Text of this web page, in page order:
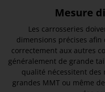
Mesure
Les carrosseries
dimensions précises
correctement aux autres
généralement de grande
qualité nécessitent des
grandes MMT ou même